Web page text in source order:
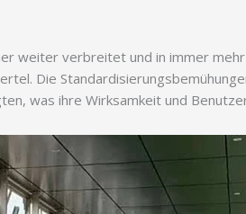
weiter verbreitet und in immer
Die
was ihre Wirksamkeit und